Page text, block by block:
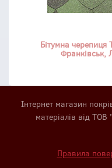
Бітумна черепиця
Франківськ,
Інтернет магазин
матеріалів від
Правила